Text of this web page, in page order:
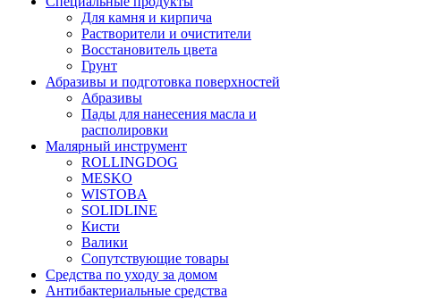
Для камня и кирпича
Растворители и очистители
Восстановитель цвета
Грунт
Абразивы и подготовка поверхностей
Абразивы
Пады для нанесения масла и
располировки
Малярный инструмент
ROLLINGDOG
MESKO
WISTOBA
SOLIDLINE
Кисти
Валики
Сопутствующие товары
Средства по уходу за домом
Антибактериальные средства